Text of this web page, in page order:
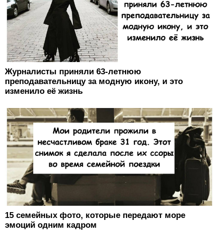
Журналисты приняли 63-летнюю
преподавательницу за модную икону, и это
изменило её жизнь
15 семейных фото, которые передают море
эмоций одним кадром